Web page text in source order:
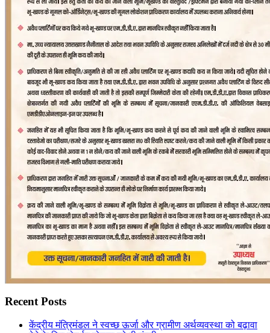
Recent Posts
केंद्रीय मंत्रिमंडल ने स्वच्छ ऊर्जा और ग्रामीण अर्थव्यवस्था को बढ़ावा